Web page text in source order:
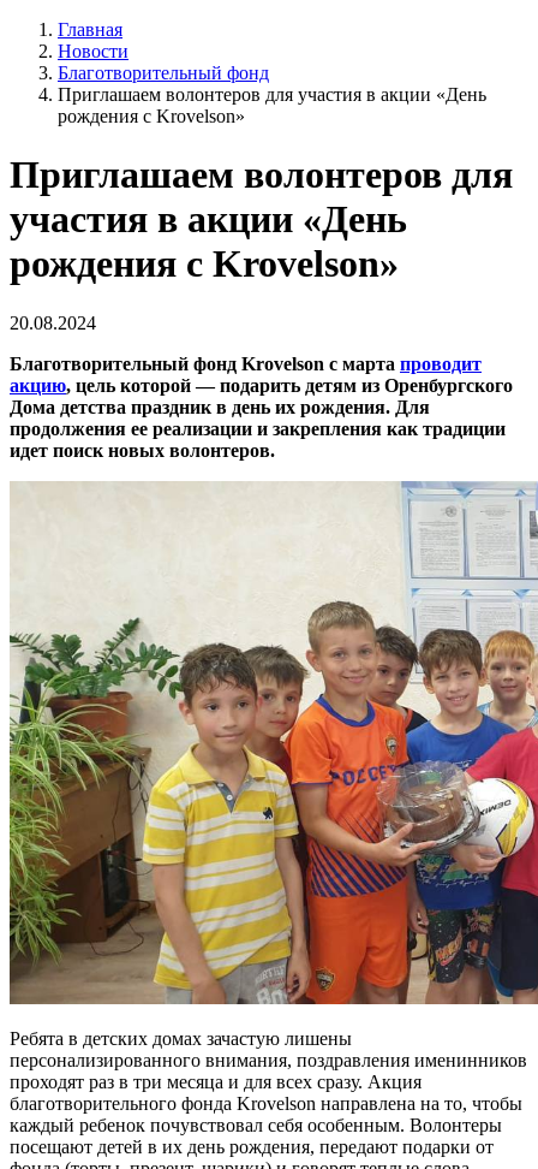
Главная
Новости
Благотворительный фонд
Приглашаем волонтеров для участия в акции «День
рождения с Krovelson»
Приглашаем волонтеров для
участия в акции «День
рождения с Krovelson»
20.08.2024
Благотворительный фонд Krovelson с марта проводит
акцию, цель которой — подарить детям из Оренбургского
Дома детства праздник в день их рождения. Для
продолжения ее реализации и закрепления как традиции
идет поиск новых волонтеров.
Ребята в детских домах зачастую лишены
персонализированного внимания, поздравления именинников
проходят раз в три месяца и для всех сразу. Акция
благотворительного фонда Krovelson направлена на то, чтобы
каждый ребенок почувствовал себя особенным. Волонтеры
посещают детей в их день рождения, передают подарки от